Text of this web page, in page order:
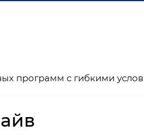
программ с гибкими